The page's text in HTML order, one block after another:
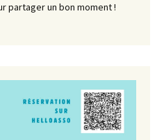
partager un bon moment !